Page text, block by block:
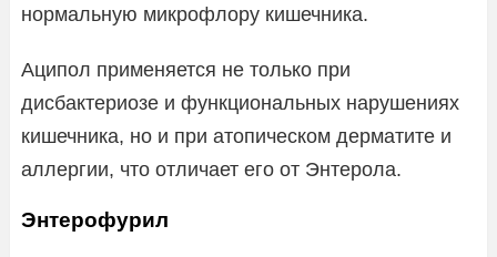
нормальную микрофлору кишечника.
Аципол применяется не только при
дисбактериозе и функциональных нарушениях
кишечника, но и при атопическом дерматите и
аллергии, что отличает его от Энтерола.
Энтерофурил